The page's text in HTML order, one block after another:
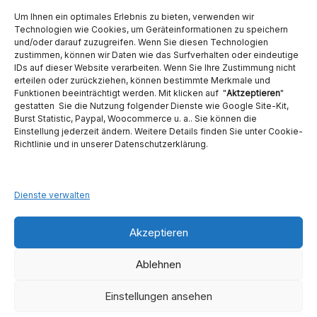
Um Ihnen ein optimales Erlebnis zu bieten, verwenden wir
Technologien wie Cookies, um Geräteinformationen zu speichern
und/oder darauf zuzugreifen. Wenn Sie diesen Technologien
zustimmen, können wir Daten wie das Surfverhalten oder eindeutige
IDs auf dieser Website verarbeiten. Wenn Sie Ihre Zustimmung nicht
erteilen oder zurückziehen, können bestimmte Merkmale und
Funktionen beeinträchtigt werden. Mit klicken auf "Aktzeptieren"
gestatten Sie die Nutzung folgender Dienste wie Google Site-Kit,
Burst Statistic, Paypal, Woocommerce u. a.. Sie können die
Einstellung jederzeit ändern. Weitere Details finden Sie unter Cookie-
Richtlinie und in unserer Datenschutzerklärung.
Dienste verwalten
Akzeptieren
Ablehnen
Einstellungen ansehen
Ambident GmbH
Dental Geräte Handel und Service
Neumannstraße 3B
Fax.: 030 54 83 72 85